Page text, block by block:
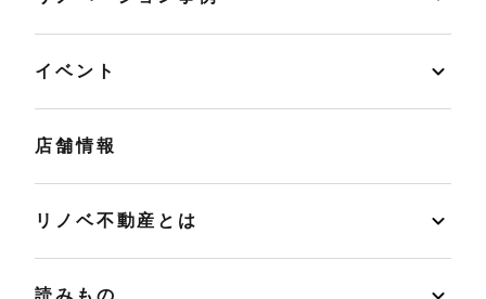
イベント
店舗情報
リノベ不動産とは